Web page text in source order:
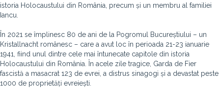
istoria Holocaustului din România, precum și un membru al familiei
Iancu.
În 2021 se împlinesc 80 de ani de la Pogromul Bucureștiului – un
Kristallnacht românesc – care a avut loc în perioada 21-23 ianuarie
1941, fiind unul dintre cele mai întunecate capitole din istoria
Holocaustului din România. În acele zile tragice, Garda de Fier
fascistă a masacrat 123 de evrei, a distrus sinagogi și a devastat peste
1000 de proprietăți evreiești.